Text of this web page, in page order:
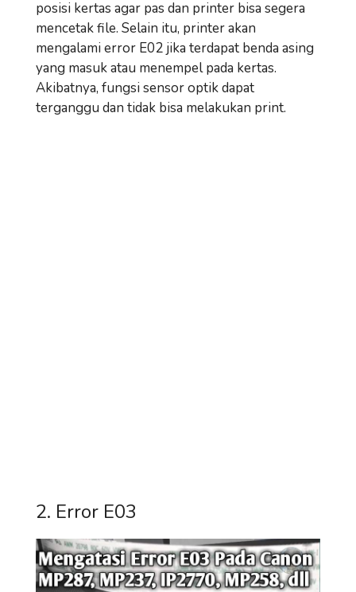
posisi kertas agar pas dan printer bisa segera
mencetak file. Selain itu, printer akan
mengalami error E02 jika terdapat benda asing
yang masuk atau menempel pada kertas.
Akibatnya, fungsi sensor optik dapat
terganggu dan tidak bisa melakukan print.
2. Error E03